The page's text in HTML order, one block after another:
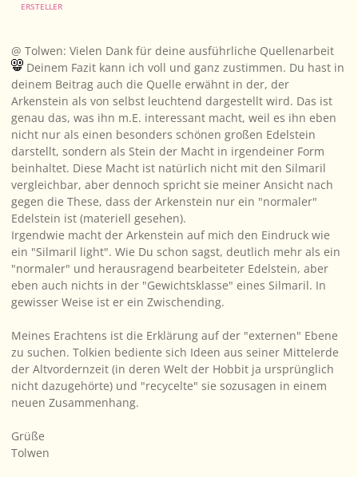
ERSTELLER
@ Tolwen: Vielen Dank für deine ausführliche Quellenarbeit
Deinem Fazit kann ich voll und ganz zustimmen. Du hast in
deinem Beitrag auch die Quelle erwähnt in der, der
Arkenstein als von selbst leuchtend dargestellt wird. Das ist
genau das, was ihn m.E. interessant macht, weil es ihn eben
nicht nur als einen besonders schönen großen Edelstein
darstellt, sondern als Stein der Macht in irgendeiner Form
beinhaltet. Diese Macht ist natürlich nicht mit den Silmaril
vergleichbar, aber dennoch spricht sie meiner Ansicht nach
gegen die These, dass der Arkenstein nur ein "normaler"
Edelstein ist (materiell gesehen).
Irgendwie macht der Arkenstein auf mich den Eindruck wie
ein "Silmaril light". Wie Du schon sagst, deutlich mehr als ein
"normaler" und herausragend bearbeiteter Edelstein, aber
eben auch nichts in der "Gewichtsklasse" eines Silmaril. In
gewisser Weise ist er ein Zwischending.
Meines Erachtens ist die Erklärung auf der "externen" Ebene
zu suchen. Tolkien bediente sich Ideen aus seiner Mittelerde
der Altvordernzeit (in deren Welt der Hobbit ja ursprünglich
nicht dazugehörte) und "recycelte" sie sozusagen in einem
neuen Zusammenhang.
Grüße
Tolwen